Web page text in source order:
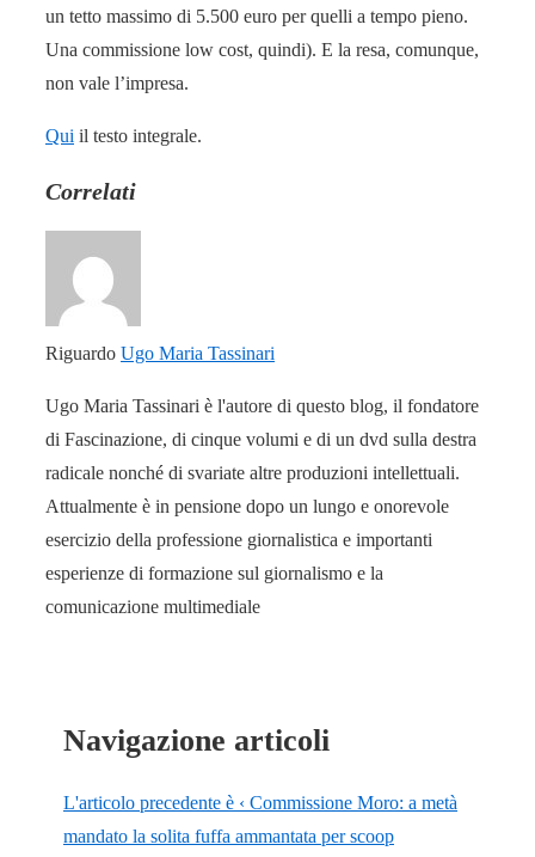
un tetto massimo di 5.500 euro per quelli a tempo pieno.
Una commissione low cost, quindi). E la resa, comunque,
non vale l’impresa.
Qui il testo integrale.
Correlati
Riguardo Ugo Maria Tassinari
Ugo Maria Tassinari è l'autore di questo blog, il fondatore
di Fascinazione, di cinque volumi e di un dvd sulla destra
radicale nonché di svariate altre produzioni intellettuali.
Attualmente è in pensione dopo un lungo e onorevole
esercizio della professione giornalistica e importanti
esperienze di formazione sul giornalismo e la
comunicazione multimediale
Navigazione articoli
L'articolo precedente è ‹ Commissione Moro: a metà
mandato la solita fuffa ammantata per scoop